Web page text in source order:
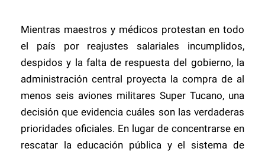
Mientras maestros y médicos protestan en todo
el país por reajustes salariales incumplidos,
despidos y la falta de respuesta del gobierno, la
administración central proyecta la compra de al
menos seis aviones militares Super Tucano, una
decisión que evidencia cuáles son las verdaderas
prioridades oficiales. En lugar de concentrarse en
rescatar la educación pública y el sistema de